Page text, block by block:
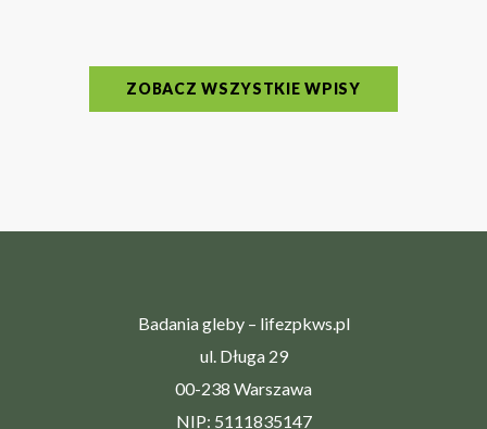
ZOBACZ WSZYSTKIE WPISY
Badania gleby – lifezpkws.pl
ul. Długa 29
00-238 Warszawa
NIP: 5111835147